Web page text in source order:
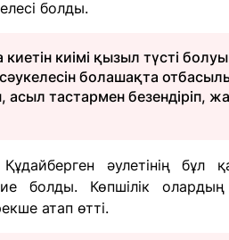
болды.
киімі қызыл түсті болуы
болашақта
асыл тастармен безендіріп,
әулетінің
болды. Көпшілік
атап өтті.